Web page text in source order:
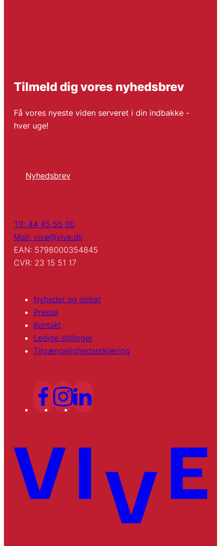
Tilmeld dig vores nyhedsbrev
Få vores nyeste viden serveret i din indbakke -
hver uge!
Nyhedsbrev
Tlf: 44 45 55 00
Mail: vive@vive.dk
EAN: 5798000354845
CVR: 23 15 51 17
Nyheder og debat
Presse
Kontakt
Ledige stillinger
Tilgængelighedserklæring